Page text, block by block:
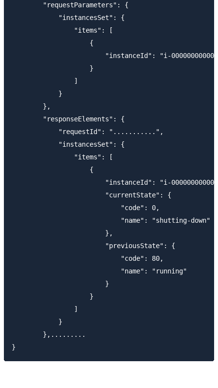
        "requestParameters": {
            "instancesSet": {
                "items": [
                    {
"instanceId": "i-
                    }
                ]
            }
        },
        "responseElements": {
            "requestId": "...........",
            "instancesSet": {
                "items": [
                    {
"instanceId": "i-
                        "currentState": {
                            "code": 0,
                            "name": "shutting-down"
                        },
                        "previousState": {
                            "code": 80,
                            "name": "running"
                        }
                    }
                ]
            }
        },.........